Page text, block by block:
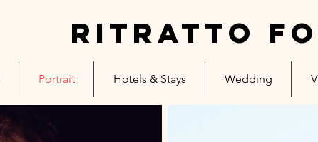
ritratto
Portrait Hotels & Stays Wedding